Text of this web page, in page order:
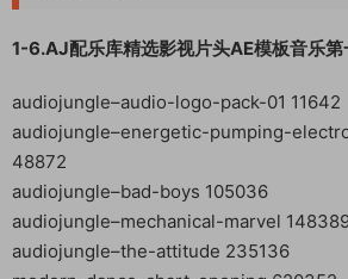
1-6.AJ配乐库精选影视片头AE模板音乐第
audiojungle–audio-logo-pack-01 11642
audiojungle–energetic-pumping-
48872
audiojungle–bad-boys 105036
audiojungle–mechanical-marvel
audiojungle–the-attitude 235136